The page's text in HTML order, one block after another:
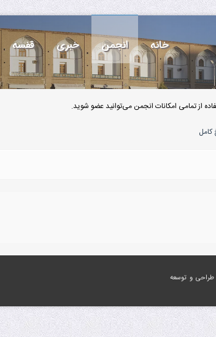
خانه انجمن خبری قفسه
از تمامی امکانات انجمن می‌توانید عضو شوید.
کامل
و توسعه